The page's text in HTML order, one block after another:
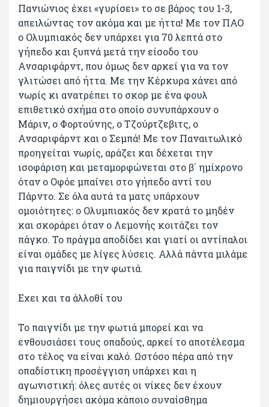
Πανιώνιος έχει «γυρίσει» το σε βάρος του 1-3,
απειλώντας τον ακόμα και με ήττα! Με τον ΠΑΟ
ο Ολυμπιακός δεν υπάρχει για 70 λεπτά στο
γήπεδο και ξυπνά μετά την είσοδο του
Ανσαριφάρντ, που όμως δεν αρκεί για να τον
γλιτώσει από ήττα. Με την Κέρκυρα χάνει από
νωρίς κι ανατρέπει το σκορ με ένα φουλ
επιθετικό σχήμα στο οποίο συνυπάρχουν ο
Μάριν, ο Φορτούνης, ο Τζούρτζεβιτς, ο
Ανσαριφάρντ και ο Σεμπά! Με τον Παναιτωλικό
προηγείται νωρίς, αράζει και δέχεται την
ισοφάριση και μεταμορφώνεται στο β΄ ημίχρονο
όταν ο Οφόε μπαίνει στο γήπεδο αντί του
Πάρντο. Σε όλα αυτά τα ματς υπάρχουν
ομοιότητες: ο Ολυμπιακός δεν κρατά το μηδέν
και σκοράρει όταν ο Λεμονής κοιτάζει τον
πάγκο. Το πράγμα αποδίδει και γιατί οι αντίπαλοι
είναι ομάδες με λίγες λύσεις. Αλλά πάντα μιλάμε
για παιγνίδι με την φωτιά.
Εχει και τα άλλοθί του
Το παιγνίδι με την φωτιά μπορεί και να
ενθουσιάσει τους οπαδούς, αρκεί το αποτέλεσμα
στο τέλος να είναι καλό. Ωστόσο πέρα από την
οπαδίστικη προσέγγιση υπάρχει και η
αγωνιστική: όλες αυτές οι νίκες δεν έχουν
δημιουργήσει ακόμα κάποιο συναίσθημα